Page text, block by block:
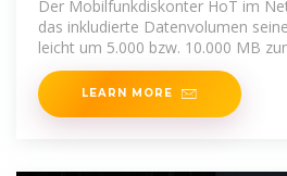
Der Mobilfunkdiskonter HoT im
das inkludierte Datenvolumen
leicht um 5.000 bzw. 10.000 MB
LEARN MORE